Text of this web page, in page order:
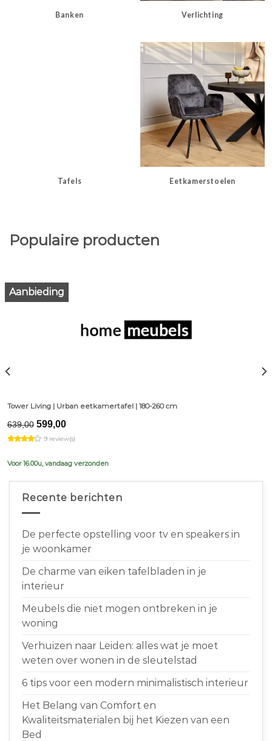
Banken Verlichting
Tafels Eetkamerstoelen
Populaire producten
Aanbieding
Tower Living | Urban eetkamertafel | 180-260 cm
639,00 Original
price
was:
599,00Current
is:
9 review(s)
Voor 16.00u, vandaag verzonden
Recente berichten
De perfecte opstelling voor tv en speakers in
je woonkamer
De charme van eiken tafelbladen in je
interieur
Meubels die niet mogen ontbreken in je
woning
Verhuizen naar Leiden: alles wat je moet
weten over wonen in de sleutelstad
6 tips voor een modern minimalistisch interieur
Het Belang van Comfort en
Kwaliteitsmaterialen bij het Kiezen van een
Bed